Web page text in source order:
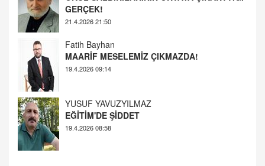
Fatih Bayhan
MAARİF MESELEMİZ ÇIKMAZDA!
YUSUF YAVUZYILMAZ